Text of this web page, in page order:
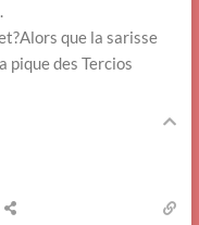
que la sarisse
pique des Tercios